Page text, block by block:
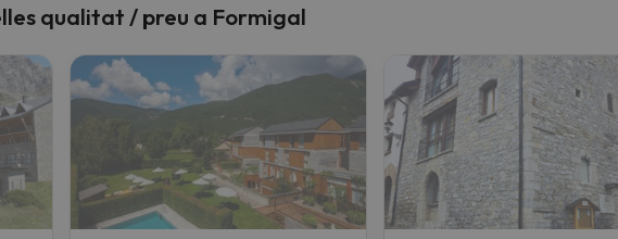
qualitat / preu a Formigal